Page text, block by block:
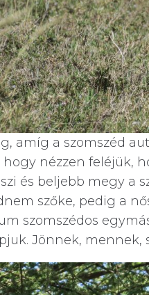
amíg a szomszéd
nézzen feléjük,
és beljebb megy a
szőke, pedig a
szomszédos
Jönnek, mennek,